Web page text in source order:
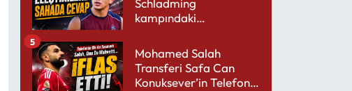
Schladming
kampındaki
Mohamed Salah
Transferi Safa Can
Konuksever’in Telefon
5